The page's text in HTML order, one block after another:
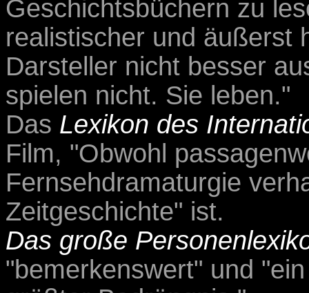
Geschichtsbüchern zu
realistischer und äußerst
Darsteller nicht besser
spielen nicht. Sie leben."
Das Lexikon des
Film, "Obwohl
Fernsehdramaturgie
Zeitgeschichte" ist.
Das große
"bemerkenswert" und